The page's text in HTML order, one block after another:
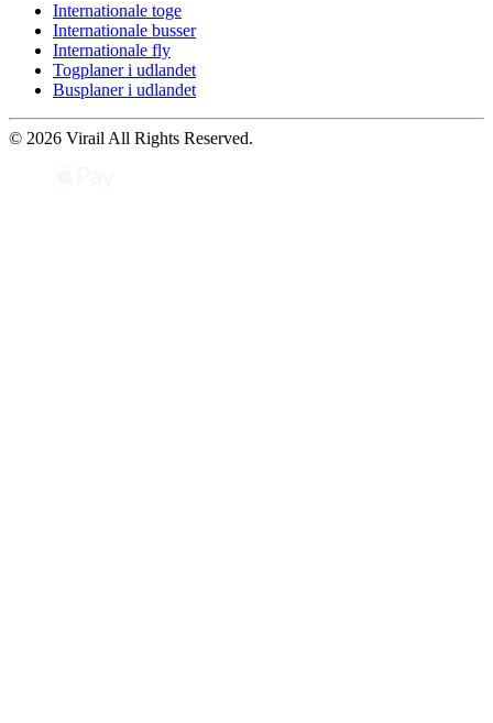
Internationale toge
Internationale busser
Internationale fly
Togplaner i udlandet
Busplaner i udlandet
© 2026 Virail All Rights Reserved.